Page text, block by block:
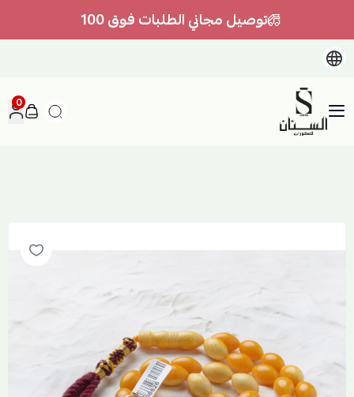
توصيل مجاني الطلبات فوق 100
السنان للعطور والعسل الطبيعي
0